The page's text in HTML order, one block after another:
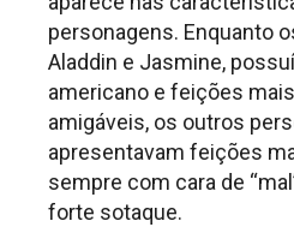
personagens. Enquanto
Aladdin e Jasmine,
americano e feições
amigáveis, os outros
apresentavam feições
sempre com cara de
forte sotaque.